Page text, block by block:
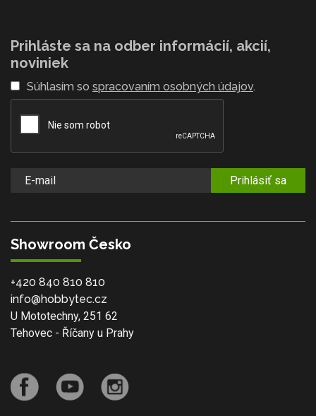
Prihláste sa na odber informácií, akcií,
noviniek
Súhlasím so spracovaním osobných údajov.
Prihlásiť sa
Showroom Česko
+420 840 810 810
info@hobbytec.cz
U Mototechny, 251 62
Tehovec - Říčany u Prahy